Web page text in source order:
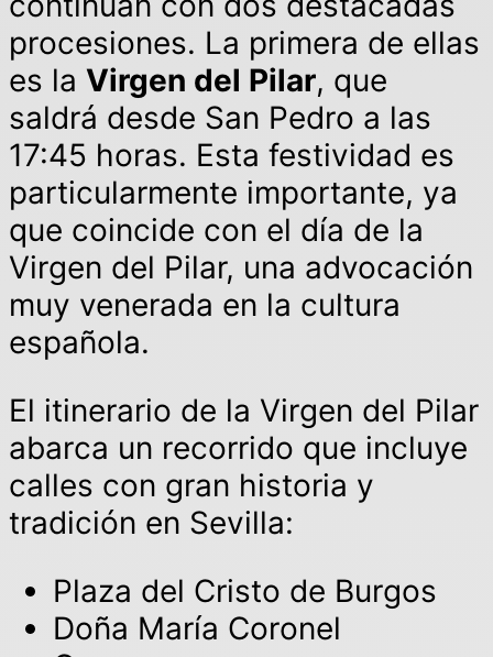
procesiones. La primera de ellas
es la Virgen del Pilar, que
saldrá desde San Pedro a las
17:45 horas. Esta festividad es
particularmente importante, ya
que coincide con el día de la
Virgen del Pilar, una advocación
muy venerada en la cultura
española.
El itinerario de la Virgen del Pilar
abarca un recorrido que incluye
calles con gran historia y
tradición en Sevilla:
Plaza del Cristo de Burgos
Doña María Coronel